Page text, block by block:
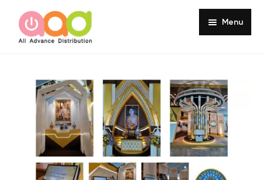
Menu
About
Products
Services
Portfolio